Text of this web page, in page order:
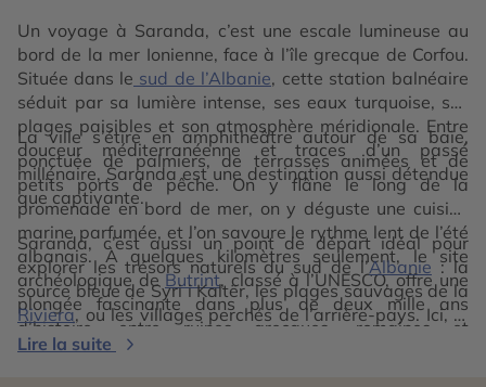
Un voyage à Saranda, c’est une escale lumineuse au
bord de la mer Ionienne, face à l’île grecque de Corfou.
Située dans le sud de l’Albanie, cette station balnéaire
séduit par sa lumière intense, ses eaux turquoise, ses
plages paisibles et son atmosphère méridionale. Entre
douceur méditerranéenne et traces d’un passé
millénaire, Saranda est une destination aussi détendue
que captivante.
La ville s’étire en amphithéâtre autour de sa baie,
ponctuée de palmiers, de terrasses animées et de
petits ports de pêche. On y flâne le long de la
promenade en bord de mer, on y déguste une cuisine
marine parfumée, et l’on savoure le rythme lent de l’été
albanais. À quelques kilomètres seulement, le site
archéologique deButrint, classé à l’UNESCO, offre une
plongée fascinante dans plus de deux mille ans
d’histoire, entre ruines grecques, romaines et
médiévales.
Saranda, c’est aussi un point de départ idéal pour
explorer les trésors naturels du sud de l’Albanie : la
source bleue de Syri i Kaltër, les plages sauvages de la
Riviera, ou les villages perchés de l’arrière-pays. Ici, la
lumière, la mer et l’hospitalité dessinent les contours
Lire la suite